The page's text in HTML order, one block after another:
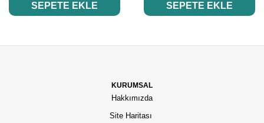
SEPETE EKLE SEPETE EKLE
KURUMSAL
Hakkımızda
Site Haritası